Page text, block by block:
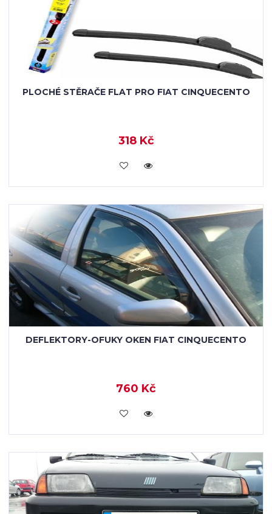
PLOCHÉ STĚRAČE FLAT PRO FIAT CINQUECENTO
318 Kč
KOUPIT
DEFLEKTORY-OFUKY OKEN FIAT CINQUECENTO
760 Kč
KOUPIT